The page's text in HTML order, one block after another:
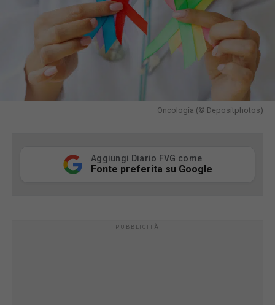
Oncologia (© Depositphotos)
Aggiungi Diario FVG come
Fonte preferita su Google